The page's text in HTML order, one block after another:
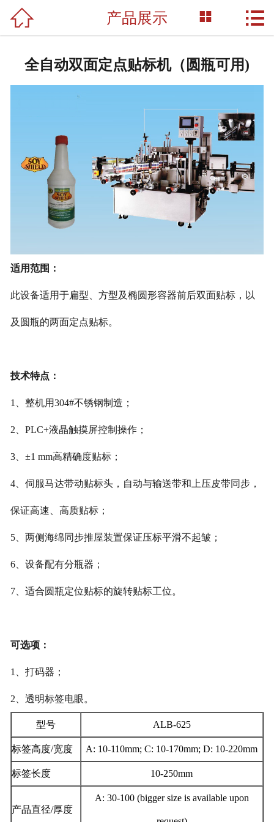
网站首页
新闻资讯
荣誉资质
成功案例
技术支持
 产品展示  
全自动双面定点贴标机（圆瓶可用)
适用范围 ：
此设备适用于扁型 方型及椭圆形容器前后双面贴标，以
及圆瓶的两面定点贴标。
技术特点 ：
1 整机用304#不锈钢制 造 ；
2 PLC+液晶触摸屏控制操作；
3、 ±1 mm高精确度贴标；
4、 伺服马达带动贴标头，自动与输送带和上压皮带同步，
保证高速、高质贴标；
5、 两侧海绵同步推屋装置保证压标平滑不起皱；
6、 设备配有分瓶器 ；
7、 适合圆瓶定位贴标的旋转贴标工位。
可选项：
1 打码器 ；
2 透明标签电眼。
型号 ALB-625
标签高度/宽度 A: 10-110mm; C: 10-170mm; D: 10-220mm
标签长度 10-250mm
产品直径/厚度
A: 30-100 (bigger size is available upon